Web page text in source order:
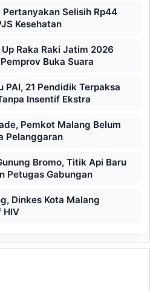
Pertanyakan Selisih Rp44
Kesehatan
Raka Raki Jatim 2026
Buka Suara
PAI, 21 Pendidik Terpaksa
Insentif Ekstra
Pemkot Malang Belum
Pelanggaran
Bromo, Titik Api Baru
Petugas Gabungan
Dinkes Kota Malang
HIV